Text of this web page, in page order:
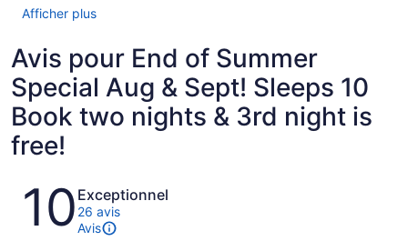
Afficher plus
Avis pour End of Summer
Special Aug & Sept! Sleeps 10
Book two nights & 3rd night is
free!
Avis
10 Exceptionnel
26 avis
Avis